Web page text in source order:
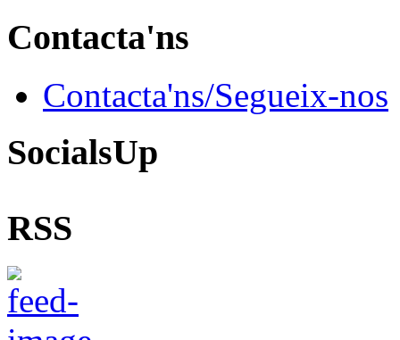
Contacta'ns
Contacta'ns/Segueix-nos
SocialsUp
RSS